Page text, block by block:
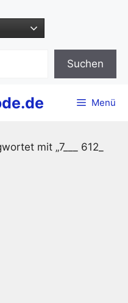
Suchen
Menü
mit „7___ 612_